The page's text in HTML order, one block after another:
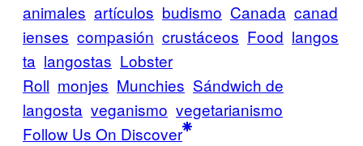
animales artículos budismo Canada canad
ienses compasión crustáceos Food langos
ta langostas Lobster
Roll monjes Munchies Sándwich de
langosta veganismo vegetarianismo
Follow Us On Discover